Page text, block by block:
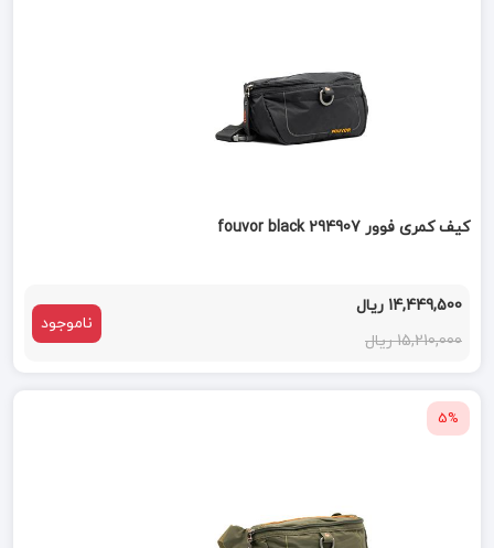
کیف کمری فوور fouvor black 294907
14,449,500 ریال
15,210,000 ریال
ناموجود
5%